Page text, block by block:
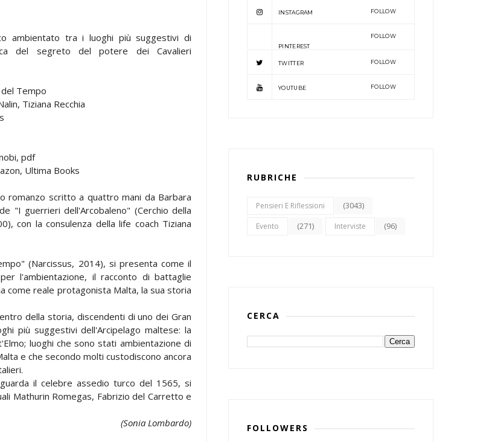
ambientato tra i luoghi più suggestivi di
del segreto del potere dei Cavalieri
Tempo
Tiziana Recchia
pdf
Ultima Books
romanzo scritto a quattro mani da Barbara
"I guerrieri dell'Arcobaleno" (Cerchio della
con la consulenza della life coach Tiziana
(Narcissus, 2014), si presenta come il
l'ambientazione, il racconto di battaglie
come reale protagonista Malta, la sua storia
della storia, discendenti di uno dei Gran
più suggestivi dell'Arcipelago maltese: la
luoghi che sono stati ambientazione di
e che secondo molti custodiscono ancora
il celebre assedio turco del 1565, si
Mathurin Romegas, Fabrizio del Carretto e
(Sonia Lombardo)
INSTAGRAM FOLLOW
PINTEREST
FOLLOW
TWITTER FOLLOW
YOUTUBE FOLLOW
RUBRICHE
Pensieri E Riflessioni (3043)
Evento (271) Interviste (96)
CERCA
FOLLOWERS